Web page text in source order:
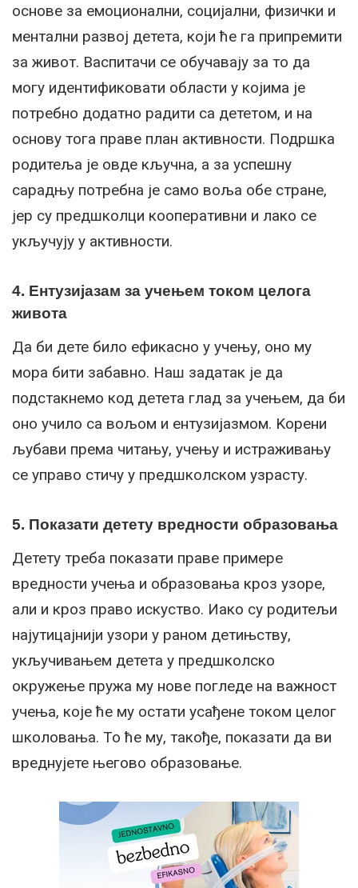
основе за емоционални, социјални, физички и
ментални развој детета, који ће га припремити
за живот. Васпитачи се обучавају за то да
могу идентификовати области у којима је
потребно додатно радити са дететом, и на
основу тога праве план активности. Подршка
родитеља је овде кључна, а за успешну
сарадњу потребна је само воља обе стране,
јер су предшколци кооперативни и лако се
укључују у активности.
4. Ентузијазам за учењем током целога
живота
Да би дете било ефикасно у учењу, оно му
мора бити забавно. Наш задатак је да
подстакнемо код детета глад за учењем, да би
оно учило са вољом и ентузијазмом. Kорени
љубави према читању, учењу и истраживању
се управо стичу у предшколском узрасту.
5. Показати детету вредности образовања
Детету треба показати праве примере
вредности учења и образовања кроз узоре,
али и кроз право искуство. Иако су родитељи
најутицајнији узори у раном детињству,
укључивањем детета у предшколско
окружење пружа му нове погледе на важност
учења, које ће му остати усађене током целог
школовања. То ће му, такође, показати да ви
вреднујете његово образовање.